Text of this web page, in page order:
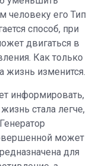
человеку его Тип
способ, при
двигаться в
Как только
жизнь изменится.
информировать,
стала легче,
может
для